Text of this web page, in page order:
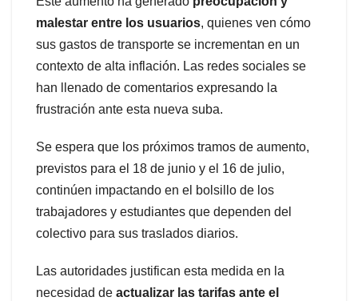
malestar entre los usuarios, quienes ven cómo
sus gastos de transporte se incrementan en un
contexto de alta inflación. Las redes sociales se
han llenado de comentarios expresando la
frustración ante esta nueva suba.
Se espera que los próximos tramos de aumento,
previstos para el 18 de junio y el 16 de julio,
continúen impactando en el bolsillo de los
trabajadores y estudiantes que dependen del
colectivo para sus traslados diarios.
Las autoridades justifican esta medida en la
necesidad de actualizar las tarifas ante el